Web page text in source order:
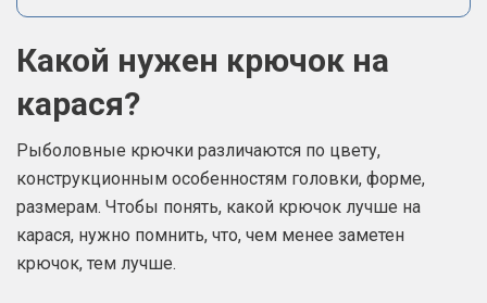
Какой нужен крючок на
карася?
Рыболовные крючки различаются по цвету,
конструкционным особенностям головки, форме,
размерам. Чтобы понять, какой крючок лучше на
карася, нужно помнить, что, чем менее заметен
крючок, тем лучше.